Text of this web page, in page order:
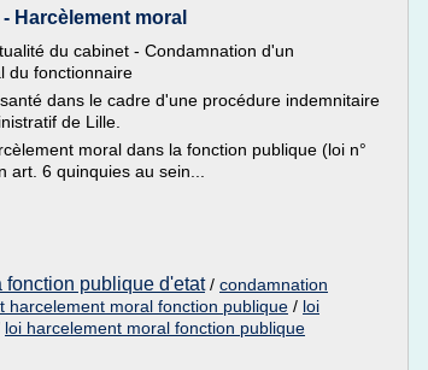
Harcèlement moral
du cabinet - Condamnation d'un
du fonctionnaire
dans le cadre d'une procédure indemnitaire
de Lille.
moral dans la fonction publique (loi n°
6 quinquies au sein...
fonction publique d'etat/ condamnation
harcelement moral fonction publique / loi
loi harcelement moral fonction publique